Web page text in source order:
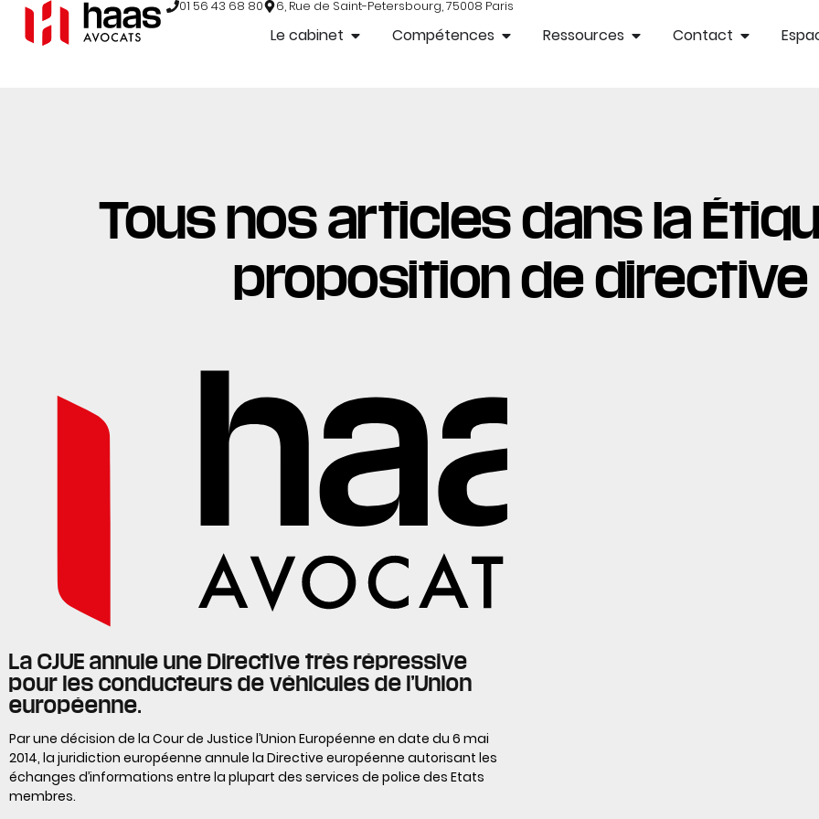
01 56 43 68 80 6, Rue de Saint-Petersbourg, 75008 Paris
Le cabinet Compétences Ressources Contact
Tous nos articles dans la
proposition de directive
La CJUE annule une Directive très répressive
pour les conducteurs de véhicules de l’Union
européenne.
Par une décision de la Cour de Justice l’Union Européenne en date du 6 mai
2014, la juridiction européenne annule la Directive européenne autorisant les
échanges d’informations entre la plupart des services de police des Etats
membres.